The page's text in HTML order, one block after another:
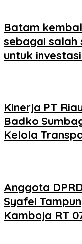
Batam
sebagai salah
untuk
Kinerja PT
Badko
Kelola
Anggota
Syafei
Kamboja RT